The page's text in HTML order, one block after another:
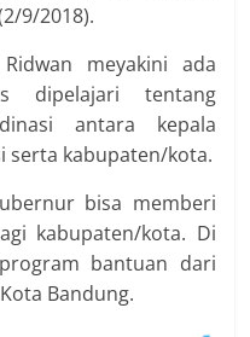
9/2018).
meyakini ada
dipelajari tentang
antara kepala
serta kabupa­ten/kota.
bisa memberi
kabupaten/­kota. Di
bantuan dari
Bandung.